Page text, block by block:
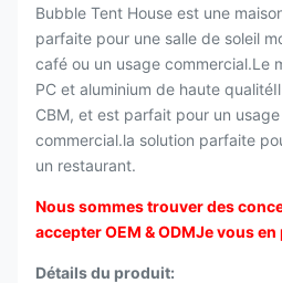
Bubble Tent House est une
parfaite pour une salle de soleil
café ou un usage commercial.Le
PC et aluminium de haute
CBM, et est parfait pour un
commercial.la solution parfaite
un restaurant.
Nous sommes trouver des
accepter OEM & ODMJe vous en
Détails du produit: